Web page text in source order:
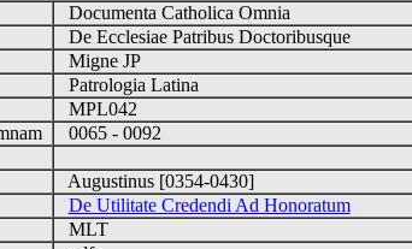
Documenta Catholica Omnia
De Ecclesiae Patribus Doctoribusque
Migne JP
Patrologia Latina
MPL042
0065 - 0092
Augustinus [0354-0430]
De Utilitate Credendi Ad Honoratum
MLT